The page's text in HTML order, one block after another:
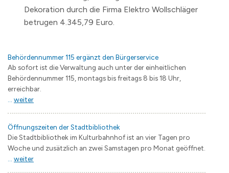
Dekoration durch die Firma Elektro Wollschläger
betrugen 4.345,79 Euro.
Behördennummer 115 ergänzt den Bürgerservice
Ab sofort ist die Verwaltung auch unter der einheitlichen
Behördennummer 115, montags bis freitags 8 bis 18 Uhr,
erreichbar.
weiter
Öffnungszeiten der Stadtbibliothek
Die Stadtbibliothek im Kulturbahnhof ist an vier Tagen pro
Woche und zusätzlich an zwei Samstagen pro Monat geöffnet.
weiter